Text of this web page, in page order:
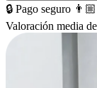
🔒 Pago seguro
Valoración media